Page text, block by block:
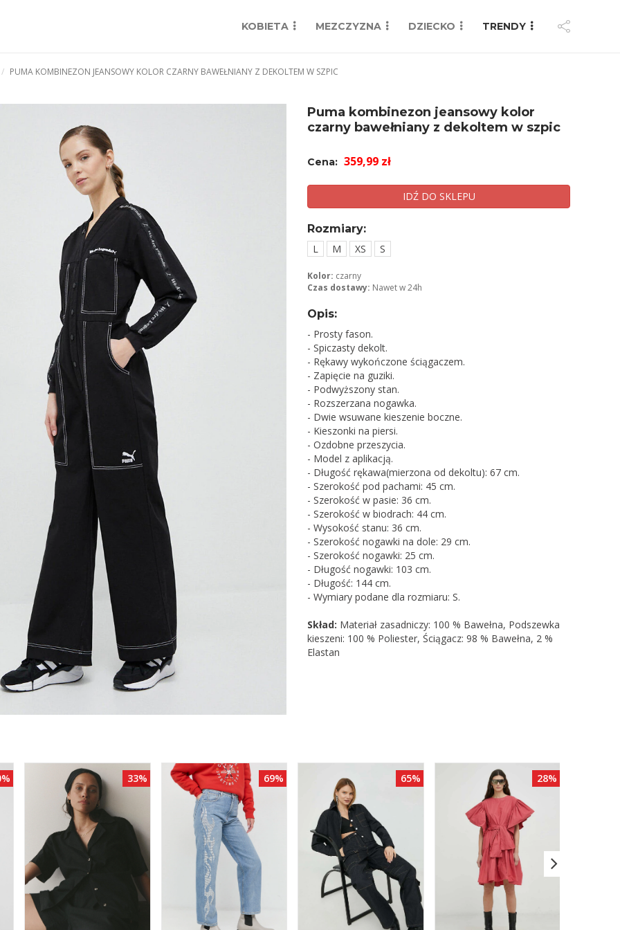
KOBIETA MEZCZYZNA DZIECKO TRENDY
PUMA KOMBINEZON JEANSOWY KOLOR CZARNY BAWEŁNIANY Z DEKOLTEM W SZPIC
Puma kombinezon jeansowy kolor
czarny bawełniany z dekoltem w szpic
Cena: 359,99 zł
IDŹ DO SKLEPU
Rozmiary:
L
M XS S
Kolor: czarny
Czas dostawy: Nawet w 24h
Opis:
- Prosty fason.
- Spiczasty dekolt.
- Rękawy wykończone ściągaczem.
- Zapięcie na guziki.
- Podwyższony stan.
- Rozszerzana nogawka.
- Dwie wsuwane kieszenie boczne.
- Kieszonki na piersi.
- Ozdobne przeszycia.
- Model z aplikacją.
- Długość rękawa(mierzona od dekoltu): 67 cm.
- Szerokość pod pachami: 45 cm.
- Szerokość w pasie: 36 cm.
- Szerokość w biodrach: 44 cm.
- Wysokość stanu: 36 cm.
- Szerokość nogawki na dole: 29 cm.
- Szerokość nogawki: 25 cm.
- Długość nogawki: 103 cm.
- Długość: 144 cm.
- Wymiary podane dla rozmiaru: S.
Skład: Materiał zasadniczy: 100 % Bawełna, Podszewka
kieszeni: 100 % Poliester, Ściągacz: 98 % Bawełna, 2 %
Elastan
33% 69% 65% 28%